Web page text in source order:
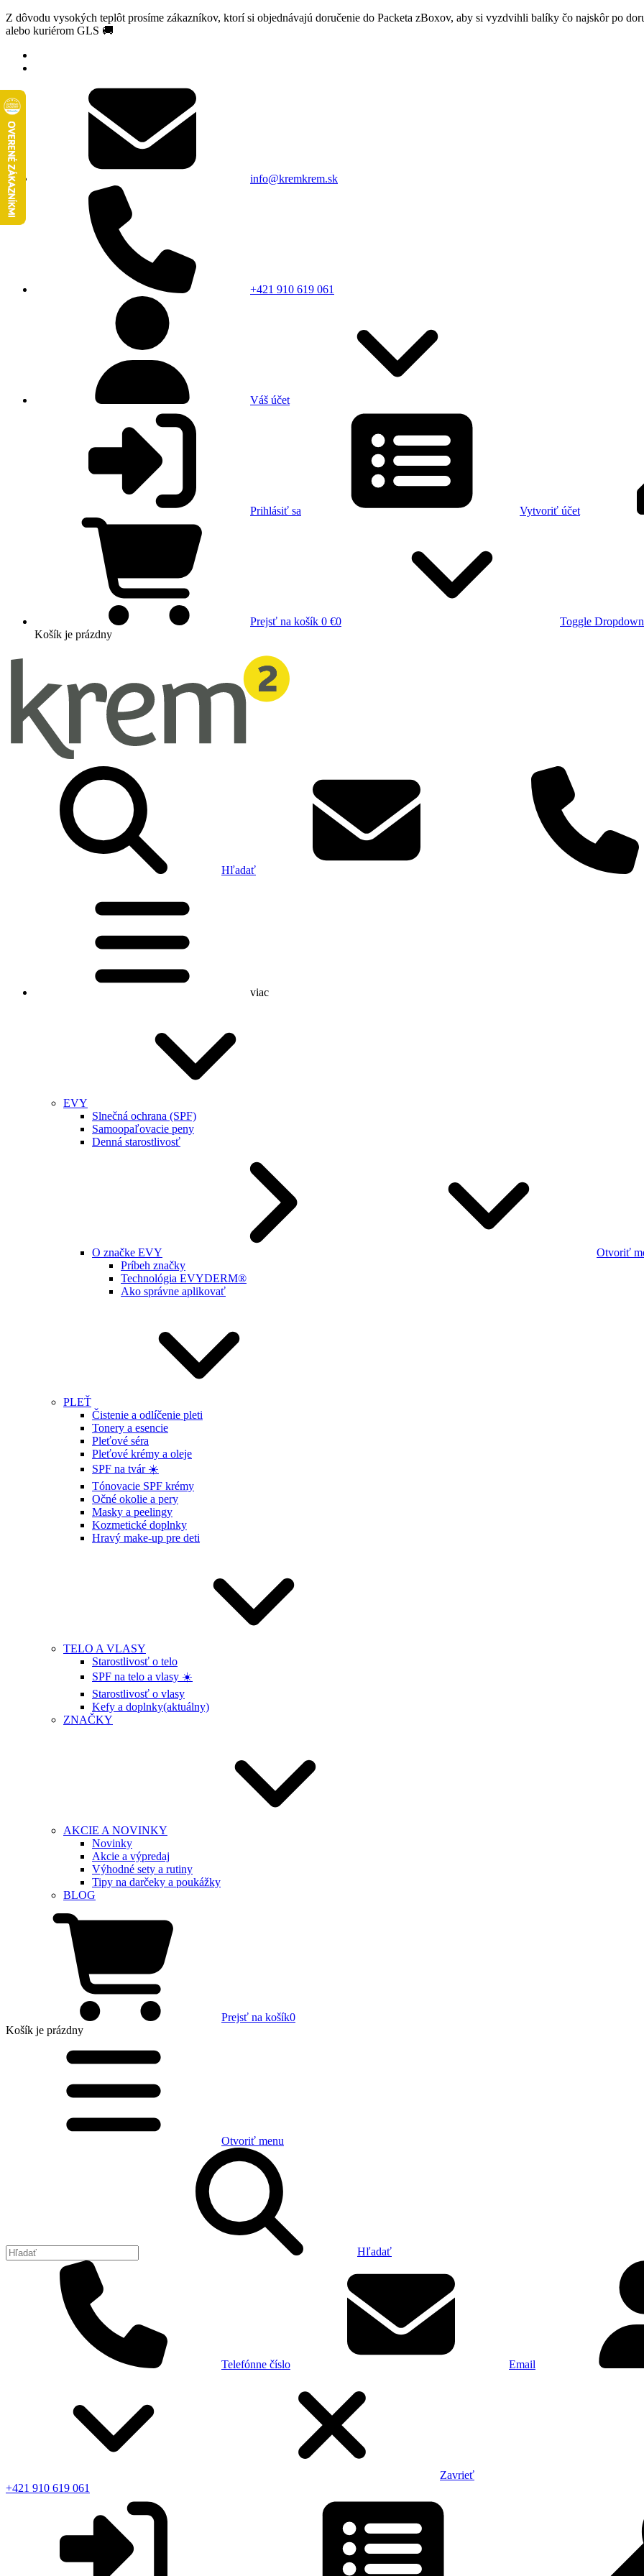
Z dôvodu vysokých teplôt prosíme zákazníkov, ktorí si objednávajú doručenie do Packeta zBoxov, aby si vyzdvihli balíky čo najskôr po
alebo kuriérom GLS 🚚
info@kremkrem.sk
+421 910 619 061
Váš účet
Prihlásiť sa Vytvoriť účet
Prejsť na košík 0 €0
Toggle Dropdown
Košík je prázdny
Hľadať
viac
EVY
Slnečná ochrana (SPF)
Samoopaľovacie peny
Denná starostlivosť
O značke EVY
Otvoriť
Príbeh značky
Technológia EVYDERM®
Ako správne aplikovať
PLEŤ
Čistenie a odlíčenie pleti
Tonery a esencie
Pleťové séra
Pleťové krémy a oleje
SPF na tvár ☀️
Tónovacie SPF krémy
Očné okolie a pery
Masky a peelingy
Kozmetické doplnky
Hravý make-up pre deti
TELO A VLASY
Starostlivosť o telo
SPF na telo a vlasy ☀️
Starostlivosť o vlasy
Kefy a doplnky(aktuálny)
ZNAČKY
AKCIE A NOVINKY
Novinky
Akcie a výpredaj
Výhodné sety a rutiny
Tipy na darčeky a poukážky
BLOG
Prejsť na košík0
Košík je prázdny
Otvoriť menu
Hľadať
Telefónne číslo Email
Zavrieť
+421 910 619 061